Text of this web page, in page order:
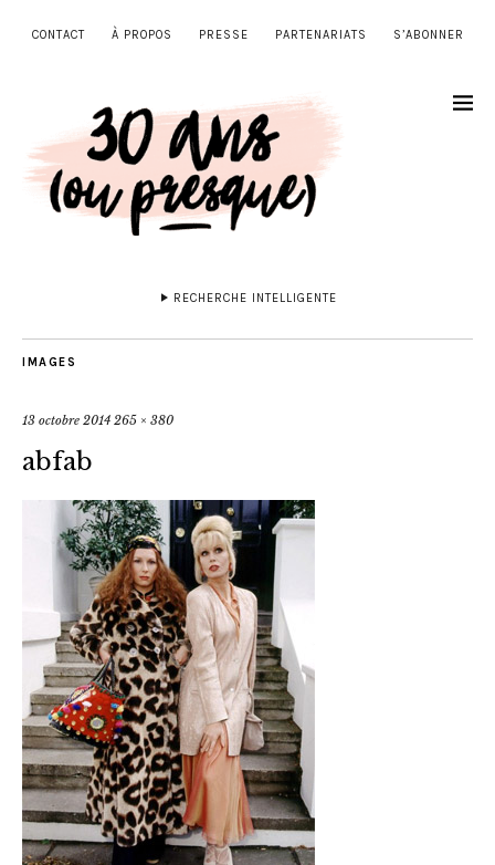
CONTACT À PROPOS PRESSE PARTENARIATS S’ABONNER
RECHERCHE INTELLIGENTE
IMAGES
13 octobre 2014 265 × 380
abfab